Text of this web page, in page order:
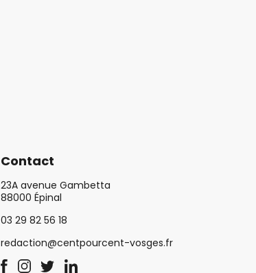
Contact
23A avenue Gambetta
88000 Épinal
03 29 82 56 18
redaction@centpourcent-vosges.fr